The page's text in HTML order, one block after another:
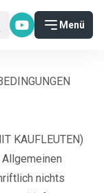
Menü
KAUFLEUTEN)
nichts